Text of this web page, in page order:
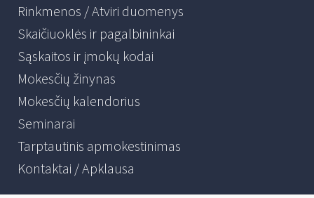
Rinkmenos / Atviri duomenys
Skaičiuoklės ir pagalbininkai
Sąskaitos ir įmokų kodai
Mokesčių žinynas
Mokesčių kalendorius
Seminarai
Tarptautinis apmokestinimas
Kontaktai / Apklausa